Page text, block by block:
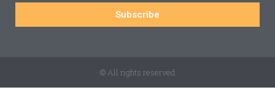
Subscribe
© All rights reserved